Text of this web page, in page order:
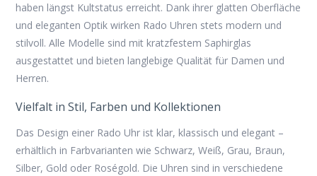
haben längst Kultstatus erreicht. Dank ihrer glatten Oberfläche
und eleganten Optik wirken Rado Uhren stets modern und
stilvoll. Alle Modelle sind mit kratzfestem Saphirglas
ausgestattet und bieten langlebige Qualität für Damen und
Herren.
Vielfalt in Stil, Farben und Kollektionen
Das Design einer Rado Uhr ist klar, klassisch und elegant –
erhältlich in Farbvarianten wie Schwarz, Weiß, Grau, Braun,
Silber, Gold oder Roségold. Die Uhren sind in verschiedene